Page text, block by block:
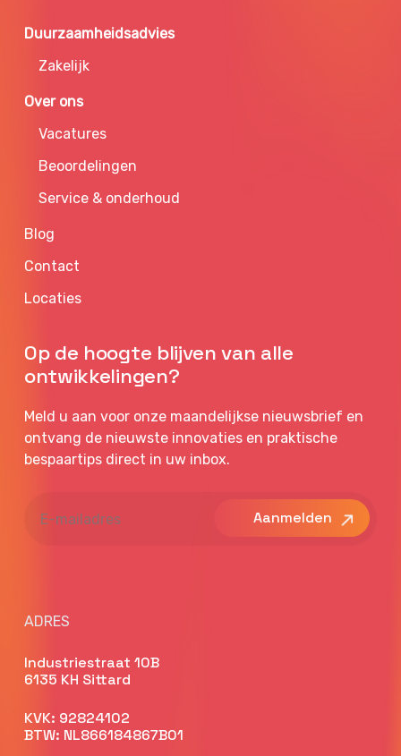
Duurzaamheidsadvies
Zakelijk
Over ons
Vacatures
Beoordelingen
Service & onderhoud
Blog
Contact
Locaties
Op de hoogte blijven van alle
ontwikkelingen?
Meld u aan voor onze maandelijkse nieuwsbrief en
ontvang de nieuwste innovaties en praktische
bespaartips direct in uw inbox.
mailadres
ADRES
Industriestraat 10B
6135 KH Sittard
KVK: 92824102
BTW: NL866184867B01